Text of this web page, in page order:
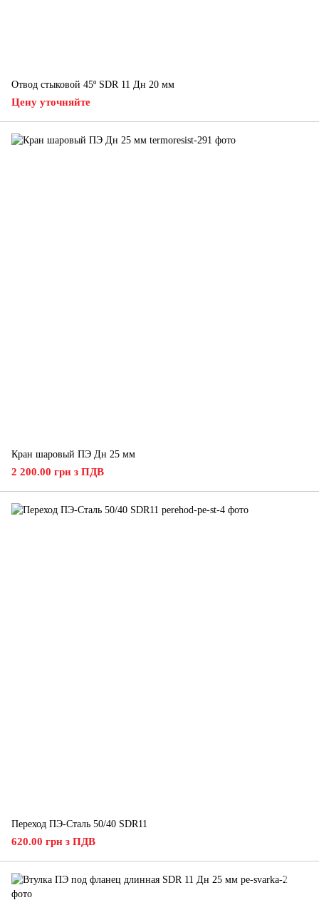
Отвод стыковой 45º SDR 11 Дн 20 мм
Цену уточняйте
Кран шаровый ПЭ Дн 25 мм
2 200.00 грн з ПДВ
Переход ПЭ-Сталь 50/40 SDR11
620.00 грн з ПДВ